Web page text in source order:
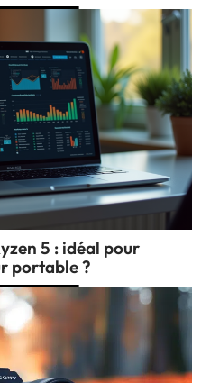
5 : idéal pour
portable ?